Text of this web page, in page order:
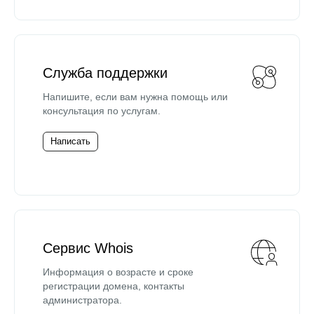
Служба поддержки
Напишите, если вам нужна помощь или
консультация по услугам.
Написать
Сервис Whois
Информация о возрасте и сроке
регистрации домена, контакты
администратора.